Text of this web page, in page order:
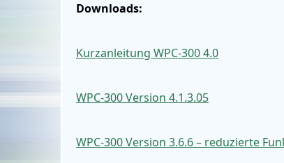
Downloads:
Kurzanleitung WPC-300 4.0
WPC-300 Version 4.1.3.05
WPC-300 Version 3.6.6 – reduzierte